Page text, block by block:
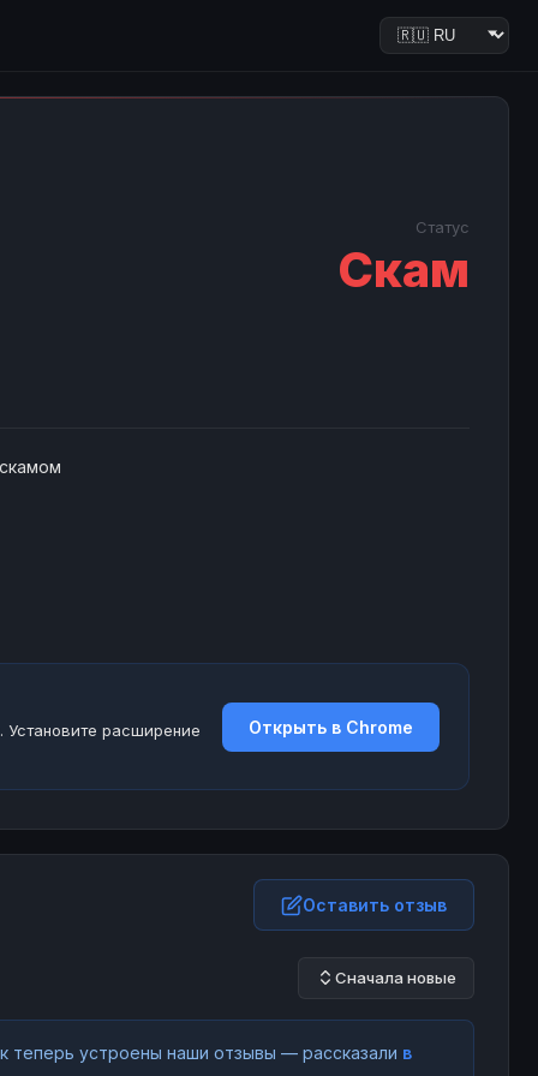
Статус
Скам
Установите расширение
Открыть в Chrome
Оставить отзыв
Сначала новые
теперь устроены наши отзывы — рассказали в